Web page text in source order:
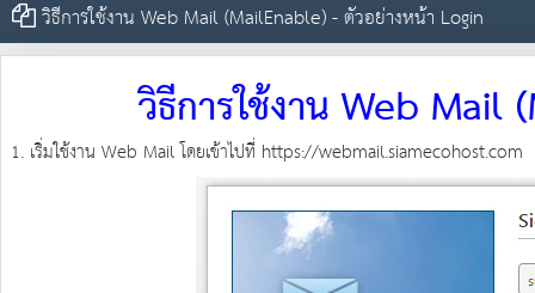
วิธีการใช้งาน Web Mail (MailEnable) - ตัวอย่างหน้า Login
วิธีการใช้งาน Web
1. เริ่มใช้งาน Web Mail โดยเข้าไปที่ https://webmail.siamecohost.com